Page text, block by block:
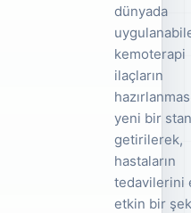
dünyada
kemoterapi
ilaçların
yeni bir
getirilerek,
hastaların
tedavilerini
etkin bir